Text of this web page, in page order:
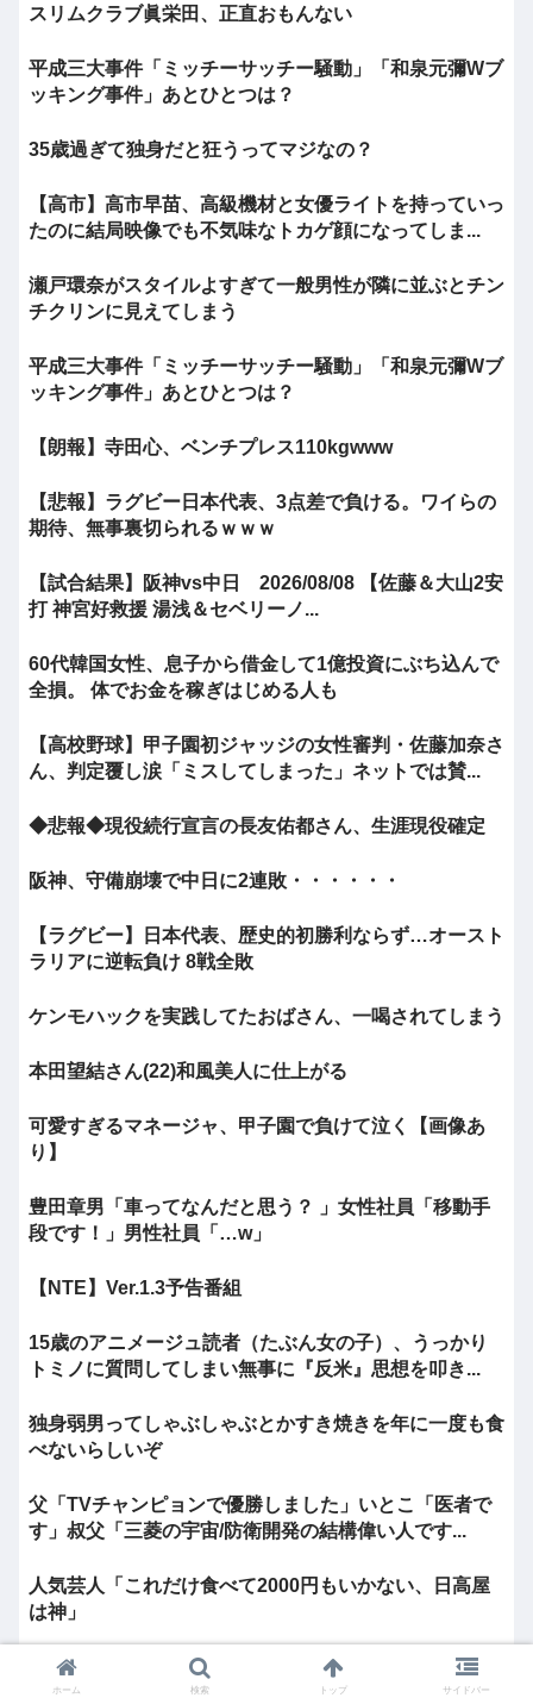
スリムクラブ眞栄田、正直おもんない
平成三大事件「ミッチーサッチー騒動」「和泉元彌Wブ
ッキング事件」あとひとつは？
35歳過ぎて独身だと狂うってマジなの？
【高市】高市早苗、高級機材と女優ライトを持っていっ
たのに結局映像でも不気味なトカゲ顔になってしま...
瀬戸環奈がスタイルよすぎて一般男性が隣に並ぶとチン
チクリンに見えてしまう
平成三大事件「ミッチーサッチー騒動」「和泉元彌Wブ
ッキング事件」あとひとつは？
【朗報】寺田心、ベンチプレス110kgwww
【悲報】ラグビー日本代表、3点差で負ける。ワイらの
期待、無事裏切られるｗｗｗ
【試合結果】阪神vs中日 2026/08/08 【佐藤＆大山2安
打 神宮好救援 湯浅＆セベリーノ...
60代韓国女性、息子から借金して1億投資にぶち込んで
全損。 体でお金を稼ぎはじめる人も
【高校野球】甲子園初ジャッジの女性審判・佐藤加奈さ
ん、判定覆し涙「ミスしてしまった」ネットでは賛...
◆悲報◆現役続行宣言の長友佑都さん、生涯現役確定
阪神、守備崩壊で中日に2連敗・・・・・・
【ラグビー】日本代表、歴史的初勝利ならず…オースト
ラリアに逆転負け 8戦全敗
ケンモハックを実践してたおばさん、一喝されてしまう
本田望結さん(22)和風美人に仕上がる
可愛すぎるマネージャ、甲子園で負けて泣く【画像あ
り】
豊田章男「車ってなんだと思う？ 」女性社員「移動手
段です！」男性社員「…w」
【NTE】Ver.1.3予告番組
15歳のアニメージュ読者（たぶん女の子）、うっかり
トミノに質問してしまい無事に『反米』思想を叩き...
独身弱男ってしゃぶしゃぶとかすき焼きを年に一度も食
べないらしいぞ
父「TVチャンピョンで優勝しました」いとこ「医者で
す」叔父「三菱の宇宙/防衛開発の結構偉い人です...
人気芸人「これだけ食べて2000円もいかない、日高屋
は神」
【画像】へずまりゅう、熊本でとんでもないものを提供
してしまい大炎上www
ホーム 検索 トップ サイドバー